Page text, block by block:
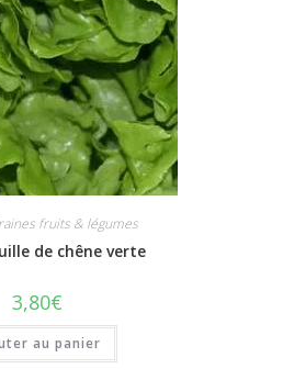
fruits & légumes
de chêne verte
3,80€
au panier